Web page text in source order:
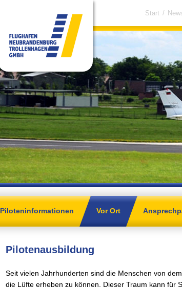
Start /
Piloteninformationen Vor Ort
Pilotenausbildung
Seit vielen Jahrhunderten sind die Menschen von
die Lüfte erheben zu können. Dieser Traum kann für